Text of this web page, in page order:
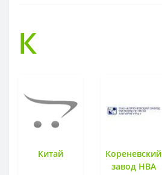
К
Китай
Кореневский
завод НВА